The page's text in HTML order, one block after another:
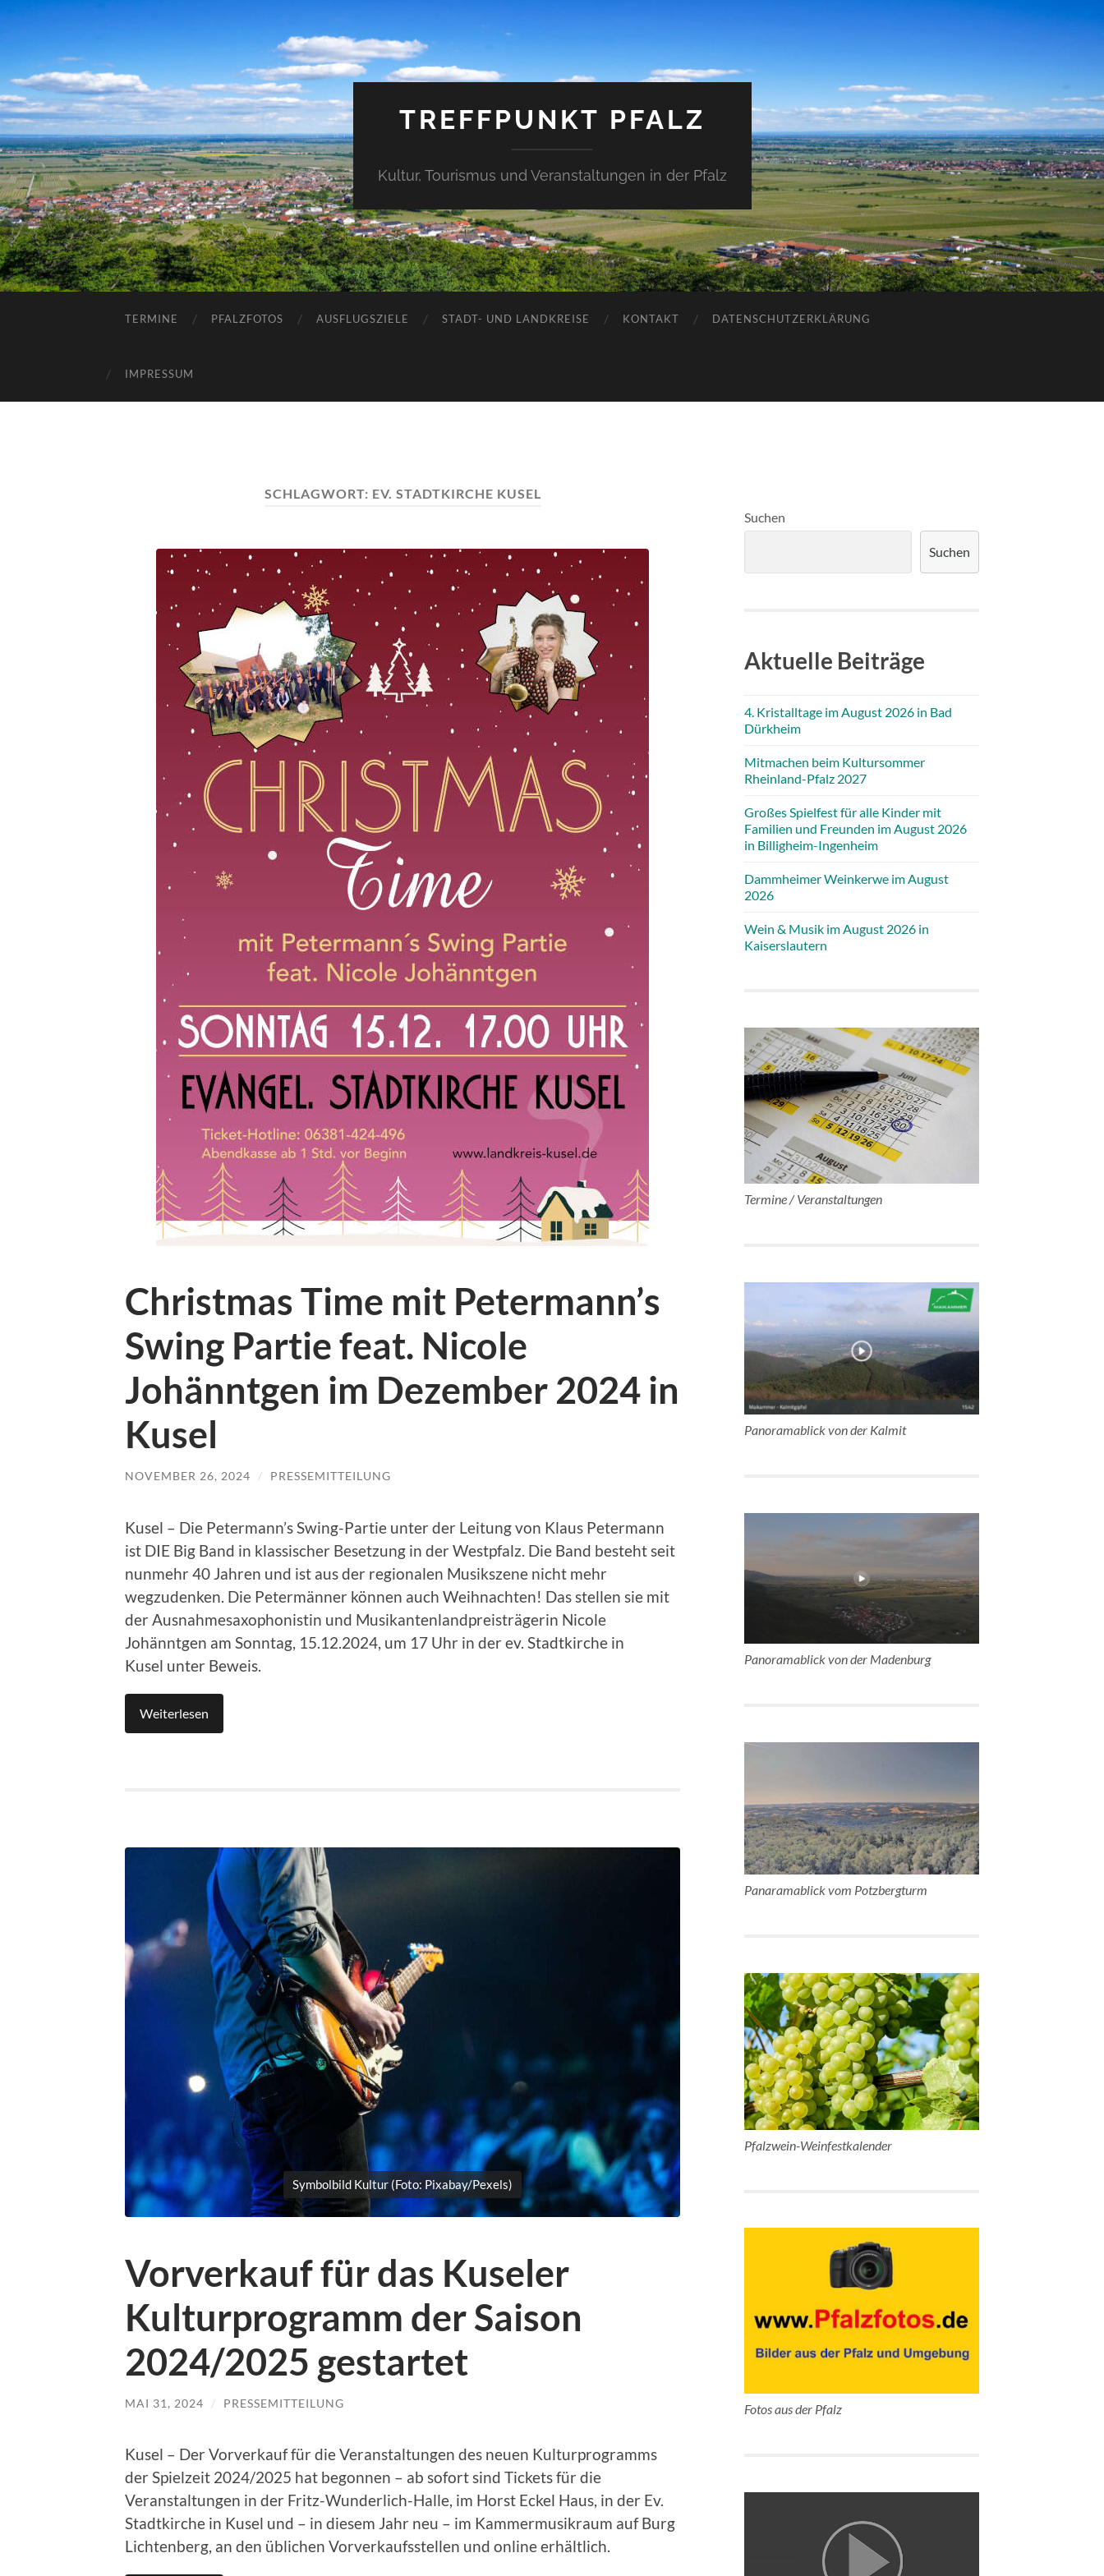
TREFFPUNKT PFALZ
Kultur, Tourismus und Veranstaltungen in der Pfalz
TERMINE PFALZFOTOS AUSFLUGSZIELE STADT- UND LANDKREISE KONTAKT DATENSCHUTZERKLÄRUNG
IMPRESSUM
SCHLAGWORT: EV. STADTKIRCHE KUSEL
Christmas Time mit Petermann’s
Swing Partie feat. Nicole
Johänntgen im Dezember 2024 in
Kusel
NOVEMBER 26, 2024 / PRESSEMITTEILUNG
Kusel – Die Petermann’s Swing-Partie unter der Leitung von Klaus Petermann
ist DIE Big Band in klassischer Besetzung in der Westpfalz. Die Band besteht seit
nunmehr 40 Jahren und ist aus der regionalen Musikszene nicht mehr
wegzudenken. Die Petermänner können auch Weihnachten! Das stellen sie mit
der Ausnahmesaxophonistin und Musikantenlandpreisträgerin Nicole
Johänntgen am Sonntag, 15.12.2024, um 17 Uhr in der ev. Stadtkirche in
Kusel unter Beweis.
Weiterlesen
Symbolbild Kultur (Foto: Pixabay/Pexels)
Vorverkauf für das Kuseler
Kulturprogramm der Saison
2024/2025 gestartet
MAI 31, 2024 / PRESSEMITTEILUNG
Kusel – Der Vorverkauf für die Veranstaltungen des neuen Kulturprogramms
der Spielzeit 2024/2025 hat begonnen – ab sofort sind Tickets für die
Veranstaltungen in der Fritz-Wunderlich-Halle, im Horst Eckel Haus, in der Ev.
Stadtkirche in Kusel und – in diesem Jahr neu – im Kammermusikraum auf Burg
Lichtenberg, an den üblichen Vorverkaufsstellen und online erhältlich.
Suchen
Suchen
Aktuelle Beiträge
4. Kristalltage im August 2026 in Bad
Dürkheim
Mitmachen beim Kultursommer
Rheinland-Pfalz 2027
Großes Spielfest für alle Kinder mit
Familien und Freunden im August 2026
in Billigheim-Ingenheim
Dammheimer Weinkerwe im August
2026
Wein & Musik im August 2026 in
Kaiserslautern
Termine / Veranstaltungen
Panoramablick von der Kalmit
Panoramablick von der Madenburg
Panaramablick vom Potzbergturm
Pfalzwein-Weinfestkalender
Fotos aus der Pfalz